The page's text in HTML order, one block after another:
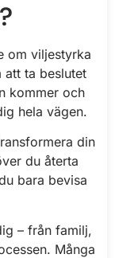
om viljestyrka
att ta beslutet
kommer och
hela vägen.
din
du återta
bara bevisa
– från familj,
Många